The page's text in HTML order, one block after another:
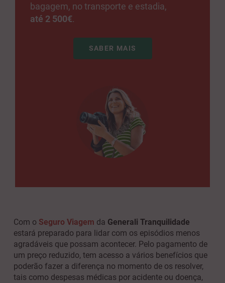
bagagem, no transporte e estadia,
até 2 500€.
SABER MAIS
Com o Seguro Viagem da Generali Tranquilidade
estará preparado para lidar com os episódios menos
agradáveis que possam acontecer. Pelo pagamento de
um preço reduzido, tem acesso a vários benefícios que
poderão fazer a diferença no momento de os resolver,
tais como despesas médicas por acidente ou doença,